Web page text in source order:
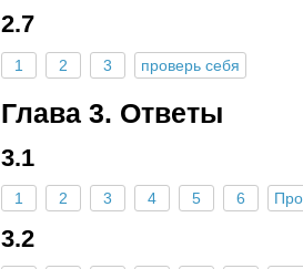
2.7
1 2 3 проверь себя
Глава 3. Ответы
3.1
1 2 3 4 5 6
3.2